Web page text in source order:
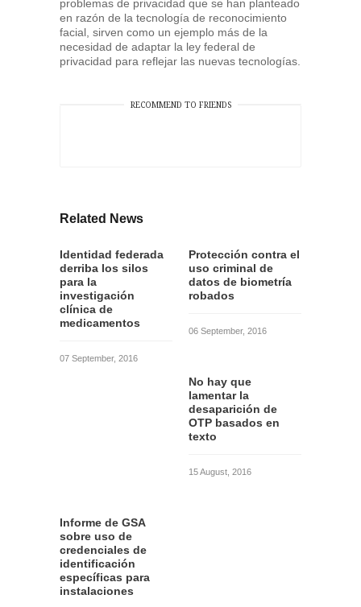
problemas de privacidad que se han planteado
en razón de la tecnología de reconocimiento
facial, sirven como un ejemplo más de la
necesidad de adaptar la ley federal de
privacidad para reflejar las nuevas tecnologías.
RECOMMEND TO FRIENDS
Related News
Identidad federada
derriba los silos
para la
investigación
clínica de
medicamentos
07 September, 2016
Protección contra el
uso criminal de
datos de biometría
robados
06 September, 2016
No hay que
lamentar la
desaparición de
OTP basados en
texto
15 August, 2016
Informe de GSA
sobre uso de
credenciales de
identificación
específicas para
instalaciones